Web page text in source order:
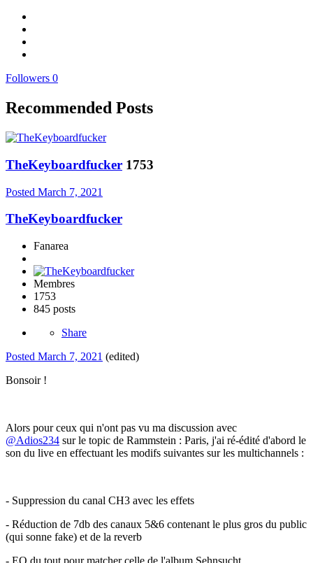
Followers 0
Recommended Posts
TheKeyboardfucker 1753
Posted March 7, 2021
TheKeyboardfucker
Fanarea
Membres
1753
845 posts
Share
Posted March 7, 2021 (edited)
Bonsoir !
Alors pour ceux qui n'ont pas vu ma discussion avec
@Adios234 sur le topic de Rammstein : Paris, j'ai ré-édité d'abord le
son du live en effectuant les modifs suivantes sur les multichannels :
- Suppression du canal CH3 avec les effets
- Réduction de 7db des canaux 5&6 contenant le plus gros du public
(qui sonne fake) et de la reverb
- EQ du tout pour matcher celle de l'album Sehnsucht